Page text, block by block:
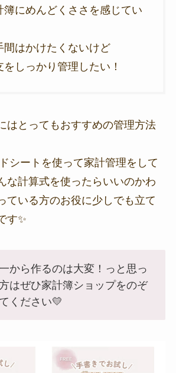
簿にめんどくささを感じてい
間はかけたくないけど
をしっかり管理したい！
はとってもおすすめの管理方法
シートを使って家計管理をして
な計算式を使ったらいいのかわ
いる方のお役に少しでも立て
す✨
から作るのは大変！っと思っ
はぜひ家計簿ショップをのぞ
ください💛